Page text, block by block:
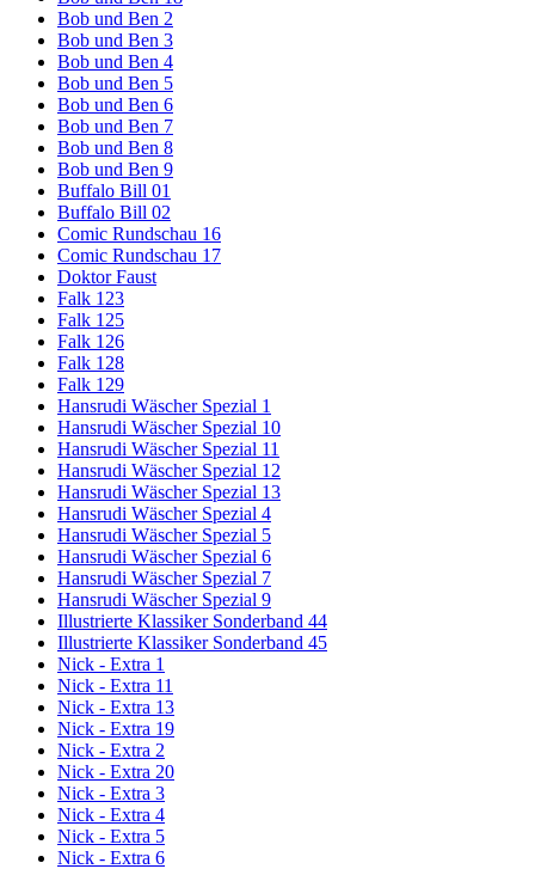
Bob und Ben 2
Bob und Ben 3
Bob und Ben 4
Bob und Ben 5
Bob und Ben 6
Bob und Ben 7
Bob und Ben 8
Bob und Ben 9
Buffalo Bill 01
Buffalo Bill 02
Comic Rundschau 16
Comic Rundschau 17
Doktor Faust
Falk 123
Falk 125
Falk 126
Falk 128
Falk 129
Hansrudi Wäscher Spezial 1
Hansrudi Wäscher Spezial 10
Hansrudi Wäscher Spezial 11
Hansrudi Wäscher Spezial 12
Hansrudi Wäscher Spezial 13
Hansrudi Wäscher Spezial 4
Hansrudi Wäscher Spezial 5
Hansrudi Wäscher Spezial 6
Hansrudi Wäscher Spezial 7
Hansrudi Wäscher Spezial 9
Illustrierte Klassiker Sonderband 44
Illustrierte Klassiker Sonderband 45
Nick - Extra 1
Nick - Extra 11
Nick - Extra 13
Nick - Extra 19
Nick - Extra 2
Nick - Extra 20
Nick - Extra 3
Nick - Extra 4
Nick - Extra 5
Nick - Extra 6